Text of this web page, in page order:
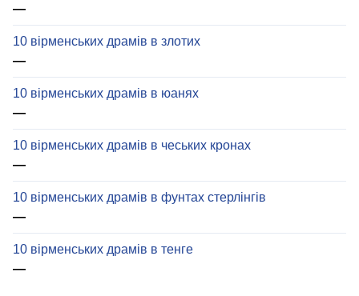
—
10 вірменських драмів в злотих
—
10 вірменських драмів в юанях
—
10 вірменських драмів в чеських кронах
—
10 вірменських драмів в фунтах стерлінгів
—
10 вірменських драмів в тенге
—